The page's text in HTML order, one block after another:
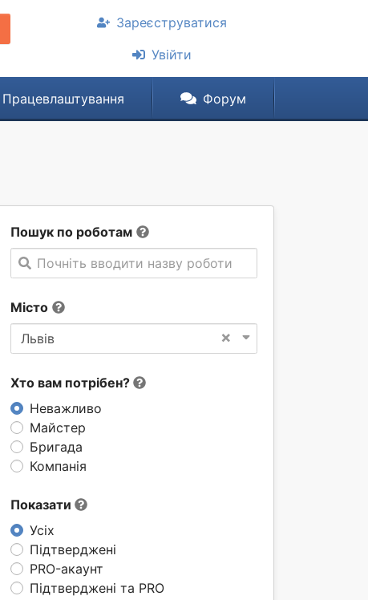
Зареєструватися
Увійти
Працевлаштування Форум
Пошук по роботам
Почніть вводити назву роботи
Місто
×
Львів
Хто вам потрібен?
Неважливо
Майстер
Бригада
Компанія
Показати
Усіх
Підтверджені
PRO-акаунт
Підтверджені та PRO